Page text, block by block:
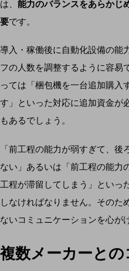
は、 能力のバランスをあらかじ
要です。
導入・稼働後に自動化設備の能
フの人数を調整するように容易
っては「梱包機を一台追加購入
す」といった対応に追加資金が
もあるでしょう。
「前工程の能力が弱すぎて、
ない」あるいは「前工程の能力
工程が滞留してしまう」といっ
しなければなりません。そのた
ないコミュニケーションを心が
複数メーカーと